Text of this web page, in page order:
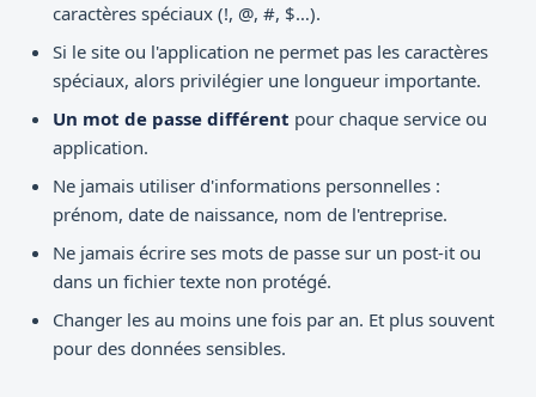
caractères spéciaux (!, @, #, $…).
Si le site ou l'application ne permet pas les caractères
spéciaux, alors privilégier une longueur importante.
Un mot de passe différent pour chaque service ou
application.
Ne jamais utiliser d'informations personnelles :
prénom, date de naissance, nom de l'entreprise.
Ne jamais écrire ses mots de passe sur un post-it ou
dans un fichier texte non protégé.
Changer les au moins une fois par an. Et plus souvent
pour des données sensibles.